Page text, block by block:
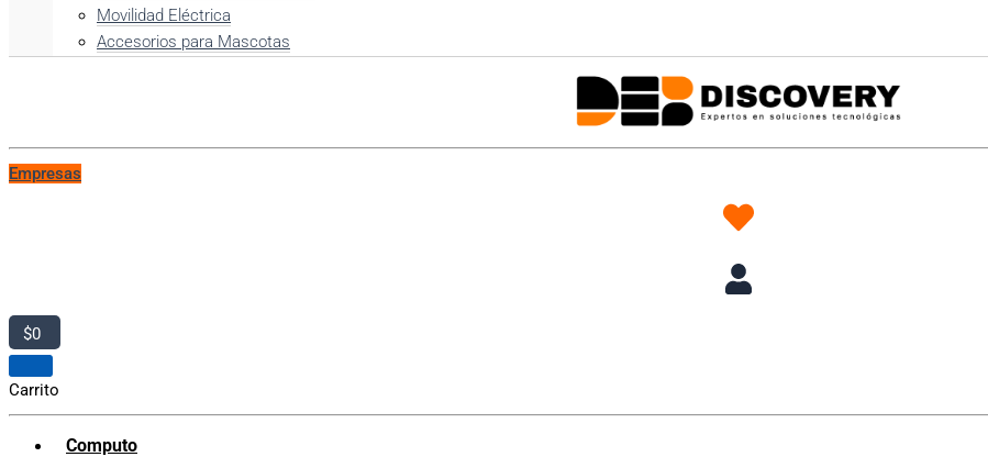
Movilidad Eléctrica
Accesorios para Mascotas
Empresas
$0
Carrito
Computo